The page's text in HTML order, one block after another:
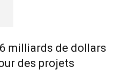
milliards de dollars
des projets